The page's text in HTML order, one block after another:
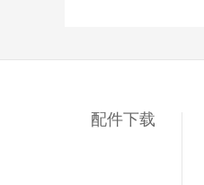
配件下载